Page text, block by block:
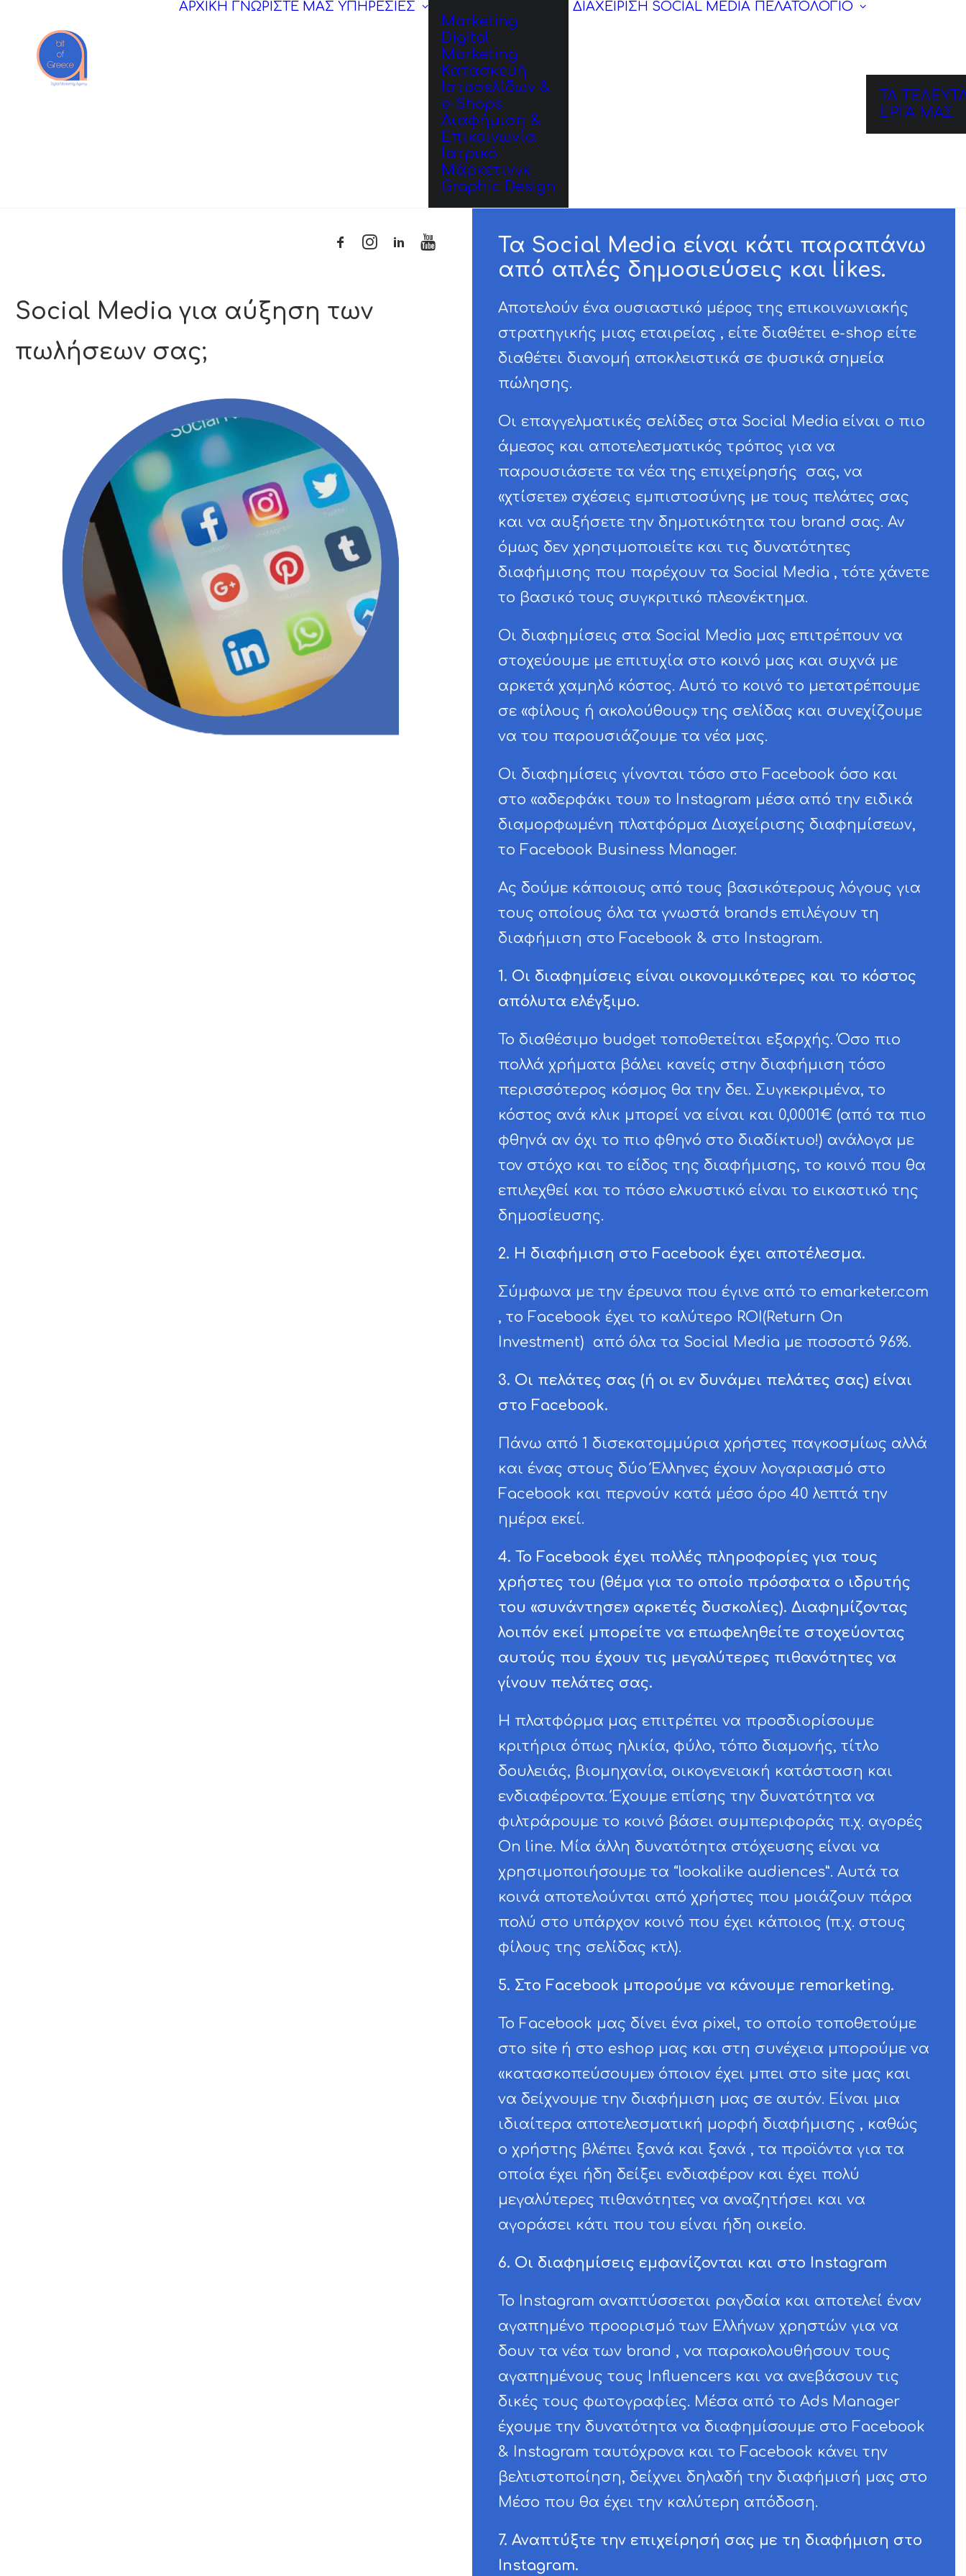
ΑΡΧΙΚΗ ΓΝΩΡΙΣΤΕ ΜΑΣ ΥΠΗΡΕΣΙΕΣ
Marketing
Digital
Marketing
Κατασκευή
Ιστοσελίδων &
e-Shops
Διαφήμιση &
Επικοινωνία
Ιατρικό
Μάρκετινγκ
Graphic Design
ΔΙΑΧΕΙΡΙΣΗ SOCIAL MEDIA ΠΕΛΑΤΟΛΟΓΙΟ
ΤΑ
ΕΡΓΑ ΜΑΣ
Social Media για αύξηση των
πωλήσεων σας;
Τα Social Media είναι κάτι παραπάνω
από απλές δημοσιεύσεις και likes.
Αποτελούν ένα ουσιαστικό μέρος της επικοινωνιακής
στρατηγικής μιας εταιρείας , είτε διαθέτει e-shop είτε
διαθέτει διανομή αποκλειστικά σε φυσικά σημεία
πώλησης.
Οι επαγγελματικές σελίδες στα Social Media είναι ο πιο
άμεσος και αποτελεσματικός τρόπος για να
παρουσιάσετε τα νέα της επιχείρησής σας, να
«χτίσετε» σχέσεις εμπιστοσύνης με τους πελάτες σας
και να αυξήσετε την δημοτικότητα του brand σας. Αν
όμως δεν χρησιμοποιείτε και τις δυνατότητες
διαφήμισης που παρέχουν τα Social Media , τότε χάνετε
το βασικό τους συγκριτικό πλεονέκτημα.
Οι διαφημίσεις στα Social Media μας επιτρέπουν να
στοχεύουμε με επιτυχία στο κοινό μας και συχνά με
αρκετά χαμηλό κόστος. Αυτό το κοινό το μετατρέπουμε
σε «φίλους ή ακολούθους» της σελίδας και συνεχίζουμε
να του παρουσιάζουμε τα νέα μας.
Οι διαφημίσεις γίνονται τόσο στο Facebook όσο και
στο «αδερφάκι του» το Instagram μέσα από την ειδικά
διαμορφωμένη πλατφόρμα Διαχείρισης διαφημίσεων,
το Facebook Business Manager.
Ας δούμε κάποιους από τους βασικότερους λόγους για
τους οποίους όλα τα γνωστά brands επιλέγουν τη
διαφήμιση στο Facebook & στο Instagram.
1. Οι διαφημίσεις είναι οικονομικότερες και το κόστος
απόλυτα ελέγξιμο.
Το διαθέσιμο budget τοποθετείται εξαρχής. Όσο πιο
πολλά χρήματα βάλει κανείς στην διαφήμιση τόσο
περισσότερος κόσμος θα την δει. Συγκεκριμένα, το
κόστος ανά κλικ μπορεί να είναι και 0,0001€ (από τα πιο
φθηνά αν όχι το πιο φθηνό στο διαδίκτυο!) ανάλογα με
τον στόχο και το είδος της διαφήμισης, το κοινό που θα
επιλεχθεί και το πόσο ελκυστικό είναι το εικαστικό της
δημοσίευσης.
2. Η διαφήμιση στο Facebook έχει αποτέλεσμα.
Σύμφωνα με την έρευνα που έγινε από το emarketer.com
, το Facebook έχει το καλύτερο ROI(Return On
Investment) από όλα τα Social Media με ποσοστό 96%.
3. Οι πελάτες σας (ή οι εν δυνάμει πελάτες σας) είναι
στο Facebook.
Πάνω από 1 δισεκατομμύρια χρήστες παγκοσμίως αλλά
και ένας στους δύο Έλληνες έχουν λογαριασμό στο
Facebook και περνούν κατά μέσο όρο 40 λεπτά την
ημέρα εκεί.
4. Το Facebook έχει πολλές πληροφορίες για τους
χρήστες του (θέμα για το οποίο πρόσφατα ο ιδρυτής
του «συνάντησε» αρκετές δυσκολίες). Διαφημίζοντας
λοιπόν εκεί μπορείτε να επωφεληθείτε στοχεύοντας
αυτούς που έχουν τις μεγαλύτερες πιθανότητες να
γίνουν πελάτες σας.
Η πλατφόρμα μας επιτρέπει να προσδιορίσουμε
κριτήρια όπως ηλικία, φύλο, τόπο διαμονής, τίτλο
δουλειάς, βιομηχανία, οικογενειακή κατάσταση και
ενδιαφέροντα. Έχουμε επίσης την δυνατότητα να
φιλτράρουμε το κοινό βάσει συμπεριφοράς π.χ. αγορές
On line. Μία άλλη δυνατότητα στόχευσης είναι να
χρησιμοποιήσουμε τα “lookalike audiences”. Αυτά τα
κοινά αποτελούνται από χρήστες που μοιάζουν πάρα
πολύ στο υπάρχον κοινό που έχει κάποιος (π.χ. στους
φίλους της σελίδας κτλ).
5. Στo Facebook μπορούμε να κάνουμε remarketing.
Το Facebook μας δίνει ένα pixel, το οποίο τοποθετούμε
στο site ή στο eshop μας και στη συνέχεια μπορούμε να
«κατασκοπεύσουμε» όποιον έχει μπει στο site μας και
να δείχνουμε την διαφήμιση μας σε αυτόν. Είναι μια
ιδιαίτερα αποτελεσματική μορφή διαφήμισης , καθώς
ο χρήστης βλέπει ξανά και ξανά , τα προϊόντα για τα
οποία έχει ήδη δείξει ενδιαφέρον και έχει πολύ
μεγαλύτερες πιθανότητες να αναζητήσει και να
αγοράσει κάτι που του είναι ήδη οικείο.
6. Οι διαφημίσεις εμφανίζονται και στο Instagram
Το Instagram αναπτύσσεται ραγδαία και αποτελεί έναν
αγαπημένο προορισμό των Ελλήνων χρηστών για να
δουν τα νέα των brand , να παρακολουθήσουν τους
αγαπημένους τους Influencers και να ανεβάσουν τις
δικές τους φωτογραφίες. Μέσα από το Ads Manager
έχουμε την δυνατότητα να διαφημίσουμε στο Facebook
& Instagram ταυτόχρονα και το Facebook κάνει την
βελτιστοποίηση, δείχνει δηλαδή την διαφήμισή μας στο
Μέσο που θα έχει την καλύτερη απόδοση.
7. Αναπτύξτε την επιχείρησή σας με τη διαφήμιση στο
Instagram.